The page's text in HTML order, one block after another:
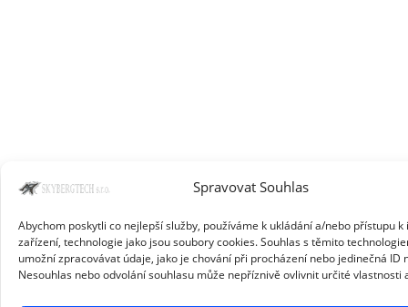
Spravovat Souhlas
Abychom poskytli co nejlepší služby, používáme k ukládání a/nebo přístupu
zařízení, technologie jako jsou soubory cookies. Souhlas s těmito
umožní zpracovávat údaje, jako je chování při procházení nebo jedinečná ID
Nesouhlas nebo odvolání souhlasu může nepříznivě ovlivnit určité vlastnosti